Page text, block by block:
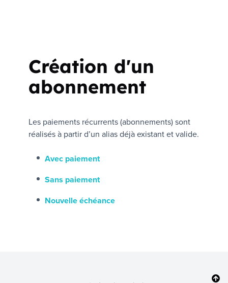
Création d'un
abonnement
Les paiements récurrents (abonnements) sont
réalisés à partir d’un alias déjà existant et valide.
Avec paiement
Sans paiement
Nouvelle échéance